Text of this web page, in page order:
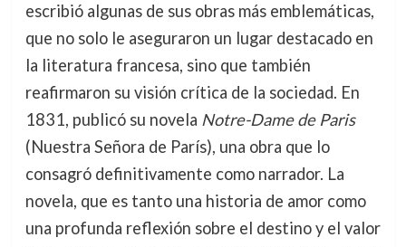
escribió algunas de sus obras más emblemáticas,
que no solo le aseguraron un lugar destacado en
la literatura francesa, sino que también
reafirmaron su visión crítica de la sociedad. En
1831, publicó su novela Notre-Dame de Paris
(Nuestra Señora de París), una obra que lo
consagró definitivamente como narrador. La
novela, que es tanto una historia de amor como
una profunda reflexión sobre el destino y el valor